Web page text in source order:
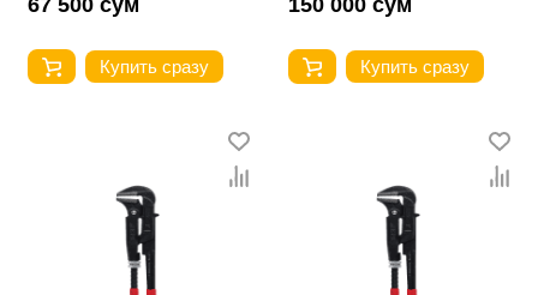
67 500 сум
Купить сразу
150 000 сум
Купить сразу